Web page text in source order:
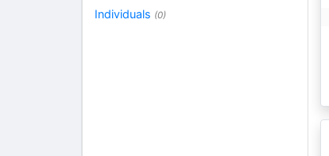
Individuals (0)